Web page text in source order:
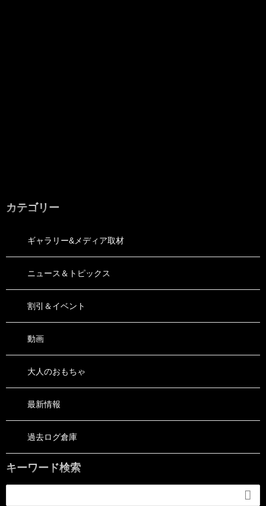
カテゴリー
ギャラリー&メディア取材
ニュース＆トピックス
割引＆イベント
動画
大人のおもちゃ
最新情報
過去ログ倉庫
キーワード検索
